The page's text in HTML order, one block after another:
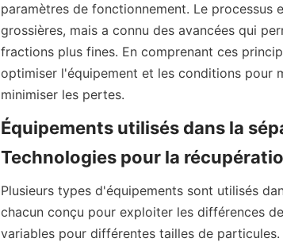
paramètres de fonctionnement. Le
grossières, mais a connu des avancées qui
fractions plus fines. En comprenant ces
optimiser l'équipement et les conditions pour
Équipements utilisés dans la
Plusieurs types d'équipements sont utilisés
chacun conçu pour exploiter les différences
variables pour différentes tailles de